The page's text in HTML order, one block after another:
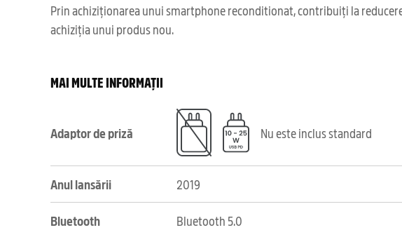
Prin achiziționarea unui smartphone reconditionat, contribuiți la
achiziția unui produs nou.
MAI MULTE INFORMAȚII
Adaptor de priză Nu este inclus standard
Anul lansării 2019
Bluetooth Bluetooth 5.0